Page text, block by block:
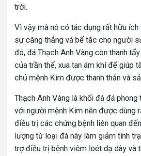
trời.
Vì vậy mà nó có tác dụng rất hữu
sự căng thẳng và bế tắc cho người
đó, đá Thạch Anh Vàng còn thanh
của trần thế, xua tan ám khí để giúp
chủ mệnh Kim được thanh thản và
Thạch Anh Vàng là khối đá đá phong
với người mệnh Kim nên được dùng
điều trị các chứng bệnh liên quan
lượng từ loại đá này làm giảm tình
trợ điều trị bệnh viêm loét dạ dày và